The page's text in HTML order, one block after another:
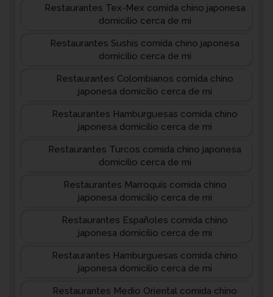
Restaurantes Tex-Mex comida chino japonesa
domicilio cerca de mi
Restaurantes Sushis comida chino japonesa
domicilio cerca de mi
Restaurantes Colombianos comida chino
japonesa domicilio cerca de mi
Restaurantes Hamburguesas comida chino
japonesa domicilio cerca de mi
Restaurantes Turcos comida chino japonesa
domicilio cerca de mi
Restaurantes Marroquís comida chino
japonesa domicilio cerca de mi
Restaurantes Españoles comida chino
japonesa domicilio cerca de mi
Restaurantes Hamburguesas comida chino
japonesa domicilio cerca de mi
Restaurantes Medio Oriental comida chino